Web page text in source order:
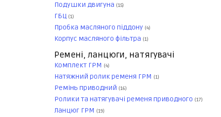
Подушки двигуна (15)
ГБЦ (1)
Пробка масляного піддону (4)
Корпус масляного фільтра (1)
Ремені, ланцюги, натягувачі
Комплект ГРМ (4)
Натяжний ролик ременя ГРМ (1)
Ремінь приводний (16)
Ролики та натягувачі ременя приводного (17)
Ланцюг ГРМ (19)